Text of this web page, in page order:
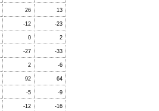
26 13
-12 -23
0 2
-27 -33
2 -6
92 64
-5 -9
-12 -16